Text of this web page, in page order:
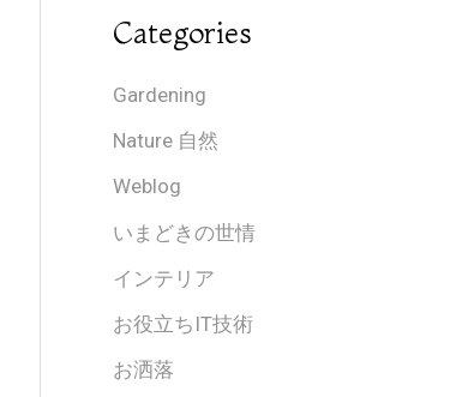
Categories
Gardening
Nature 自然
Weblog
いまどきの世情
インテリア
お役立ちIT技術
お洒落